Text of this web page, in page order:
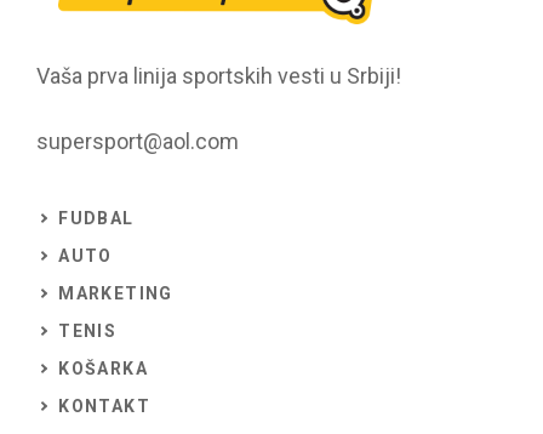
Vaša prva linija sportskih vesti u Srbiji!
supersport@aol.com
FUDBAL
AUTO
MARKETING
TENIS
KOŠARKA
KONTAKT